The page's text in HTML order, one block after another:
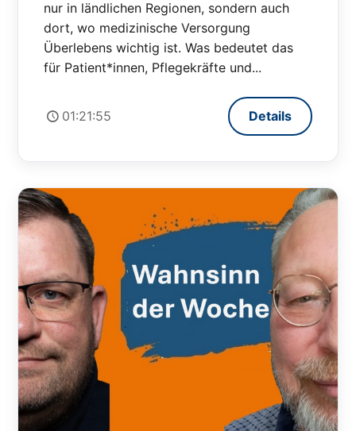
nur in ländlichen Regionen, sondern auch
dort, wo medizinische Versorgung
Überlebens wichtig ist. Was bedeutet das
für Patient*innen, Pflegekräfte und...
01:21:55 Details